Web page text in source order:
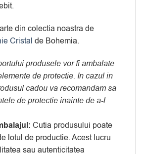
din colectia noastra de
Cristal de Bohemia.
produsele vor fi ambalate
de protectie. In cazul in
cadou va recomandam sa
de protectie inainte de a-l
Cutia produsului poate
lotul de productie. Acest lucru
sau autenticitatea